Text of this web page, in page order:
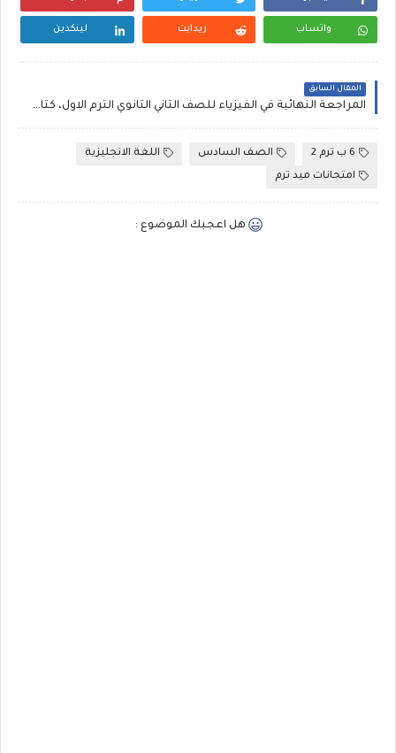
واتساب ريدايت لينكدين
المقال السابق
المراجعة النهائية في الفيزياء للصف الثاني الثانوي الترم الاول، كتاب الشامل للاستاذ محمد الباسل
6 ب ترم 2 الصف السادس
اللغة الانجليزية
امتحانات ميد ترم
هل اعجبك الموضوع :